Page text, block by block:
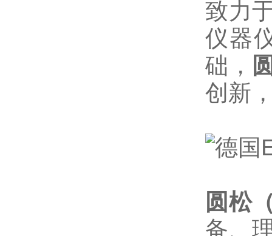
致力
仪器
础，
创新
圆松
备、